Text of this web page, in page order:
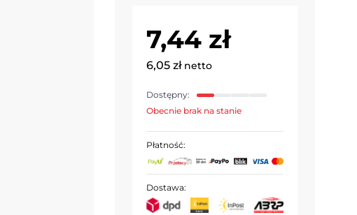
7,44 zł
6,05 zł netto
Dostępny:
Obecnie brak na stanie
Płatność:
Dostawa: